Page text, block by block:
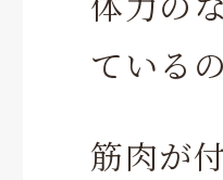
ている
筋肉が